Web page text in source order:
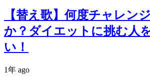
【替え歌】何度チャレン
か？ダイエットに挑む人
い！
1年 ago